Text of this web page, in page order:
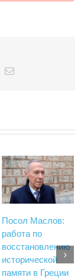
Email
Посол Маслов:
работа по
восстановлению
исторической
памяти в Греции